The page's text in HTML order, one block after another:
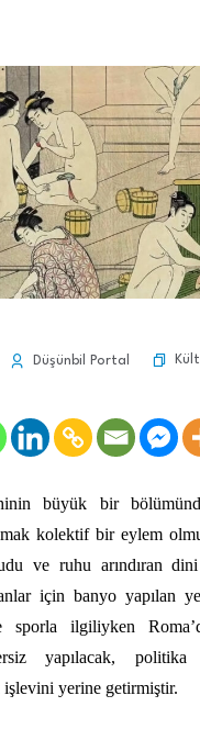
Düşünbil Portal
büyük bir
kolektif bir eylem
ve ruhu arındıran
için banyo yapılan
ilgiliyken
yapılacak, politika
yerine getirmiştir.